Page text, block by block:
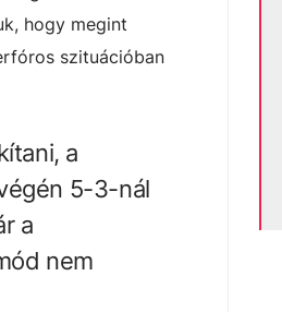
hogy megint
szituációban
a
5-3-nál
a
nem